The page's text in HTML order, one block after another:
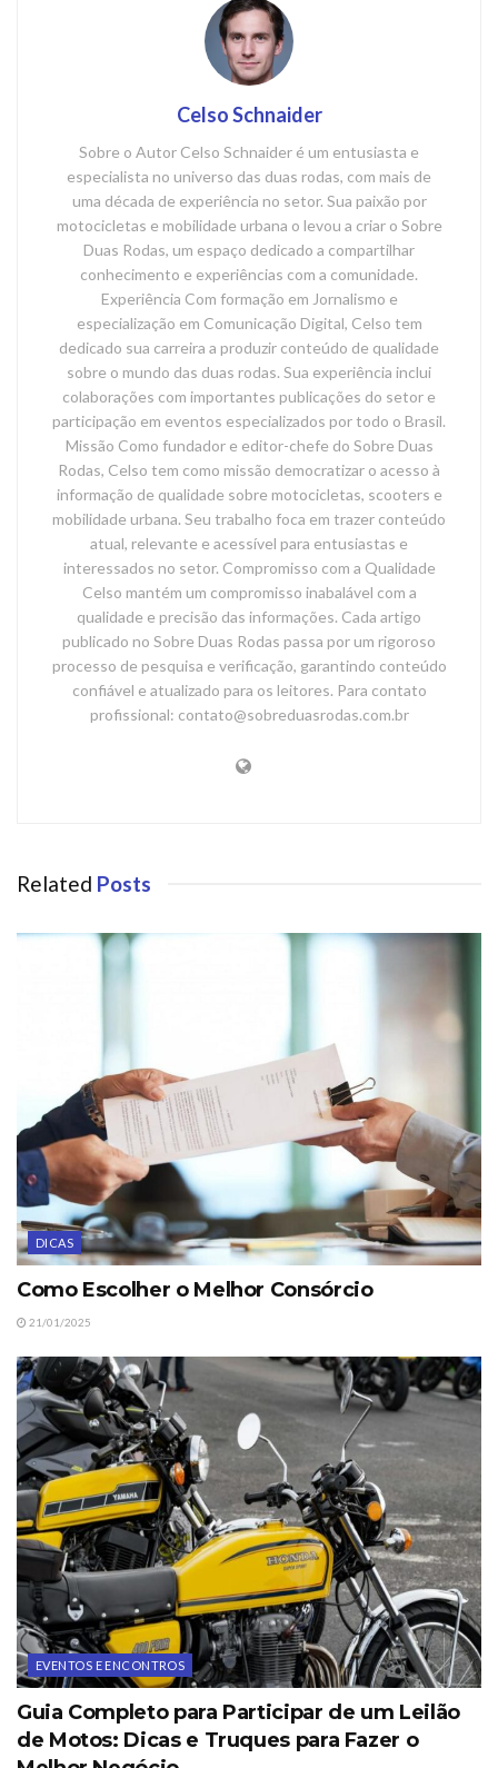
Celso Schnaider
Sobre o Autor Celso Schnaider é um entusiasta e
especialista no universo das duas rodas, com mais de
uma década de experiência no setor. Sua paixão por
motocicletas e mobilidade urbana o levou a criar o Sobre
Duas Rodas, um espaço dedicado a compartilhar
conhecimento e experiências com a comunidade.
Experiência Com formação em Jornalismo e
especialização em Comunicação Digital, Celso tem
dedicado sua carreira a produzir conteúdo de qualidade
sobre o mundo das duas rodas. Sua experiência inclui
colaborações com importantes publicações do setor e
participação em eventos especializados por todo o Brasil.
Missão Como fundador e editor-chefe do Sobre Duas
Rodas, Celso tem como missão democratizar o acesso à
informação de qualidade sobre motocicletas, scooters e
mobilidade urbana. Seu trabalho foca em trazer conteúdo
atual, relevante e acessível para entusiastas e
interessados no setor. Compromisso com a Qualidade
Celso mantém um compromisso inabalável com a
qualidade e precisão das informações. Cada artigo
publicado no Sobre Duas Rodas passa por um rigoroso
processo de pesquisa e verificação, garantindo conteúdo
confiável e atualizado para os leitores. Para contato
profissional: contato@sobreduasrodas.com.br
Related Posts
DICAS
Como Escolher o Melhor Consórcio
21/01/2025
EVENTOS E ENCONTROS
Guia Completo para Participar de um Leilão
de Motos: Dicas e Truques para Fazer o